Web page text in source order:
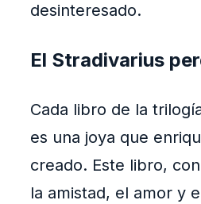
desinteresado.
El Stradivarius
Cada libro de la
es una joya que
creado. Este libro,
la amistad, el amor y